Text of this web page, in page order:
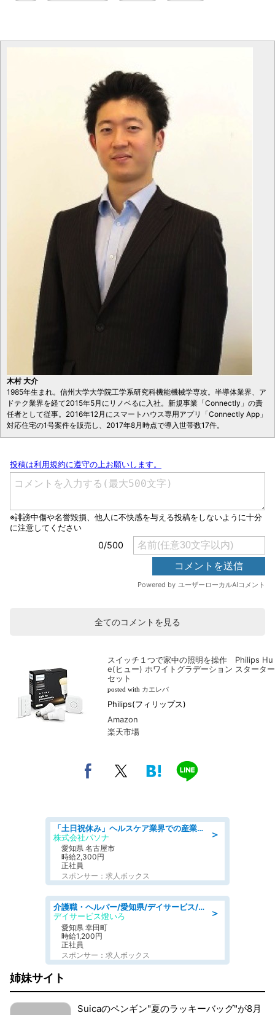
木村 大介
1985年生まれ。信州大学大学院工学系研究科機能機械学専攻。半導体業界、ア
ドテク業界を経て2015年5月にリノベるに入社。新規事業「Connectly」の責
任者として従事。2016年12月にスマートハウス専用アプリ「Connectly App」
対応住宅の1号案件を販売し、2017年8月時点で導入世帯数17件。
全てのコメントを見る
スイッチ１つで家中の照明を操作 Philips Hu
e(ヒュー) ホワイトグラデーション スターター
セット
posted with カエレバ
Philips(フィリップス)
Amazon
楽天市場
＞
「土日祝休み」ヘルスケア業界での産業保健師業務/看護師/高時給/未経験OK/要資格:正看護師
株式会社パソナ
愛知県 名古屋市
時給2,300円
正社員
スポンサー：求人ボックス
＞
介護職・ヘルパー/愛知県/デイサービス/JR東海道本線 幸田/額田郡幸田町
デイサービス燈いろ
愛知県 幸田町
時給1,200円
正社員
スポンサー：求人ボックス
姉妹サイト
Suicaのペンギン"夏のラッキーバッグ"が8月